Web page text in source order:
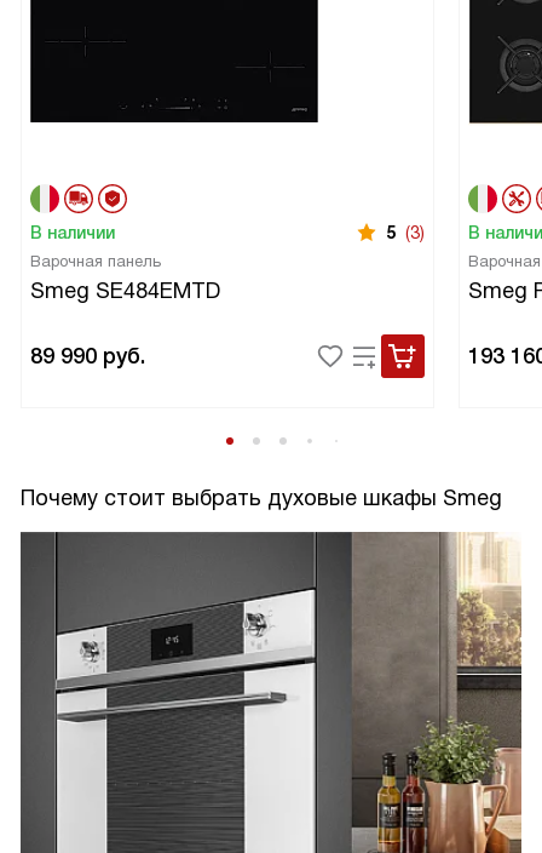
В наличии 5 (3)
Варочная панель
Smeg SE484EMTD
89 990 руб.
В
Smeg
193
Почему стоит выбрать духовые шкафы Smeg